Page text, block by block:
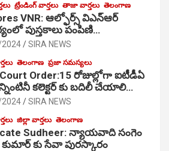
ట్రేండింగ్ వార్తలు తాజా వార్తలు తెలంగాణ
VNR: ఆల్ఫోర్స్ విఎన్ఆర్
పుస్తకాలు పంపిణి…
SIRA NEWS
తెలంగాణ ప్రజా సమస్యలు
Order:15 రోజుల్లోగా ఐటీడీఏ
కలెక్టర్ కు బదిలీ చేయాలి…
SIRA NEWS
జిల్లా వార్తలు తెలంగాణ
Sudheer: న్యాయవాది సంగెం
కుమార్ కు సేవా పురస్కారం